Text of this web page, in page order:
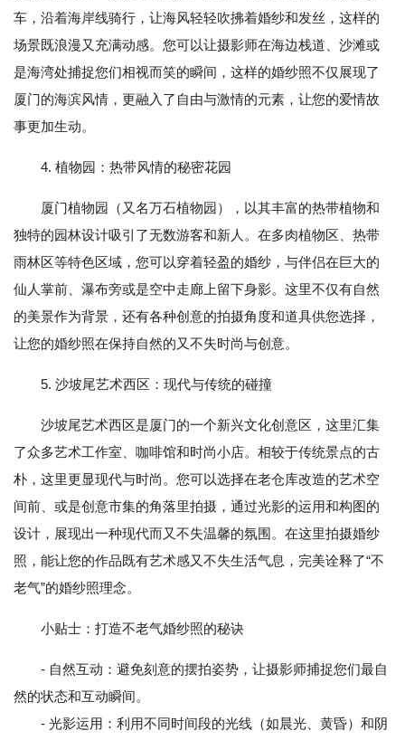
车，沿着海岸线骑行，让海风轻轻吹拂着婚纱和发丝，这样的
场景既浪漫又充满动感。您可以让摄影师在海边栈道、沙滩或
是海湾处捕捉您们相视而笑的瞬间，这样的婚纱照不仅展现了
厦门的海滨风情，更融入了自由与激情的元素，让您的爱情故
事更加生动。
4. 植物园：热带风情的秘密花园
厦门植物园（又名万石植物园），以其丰富的热带植物和
独特的园林设计吸引了无数游客和新人。在多肉植物区、热带
雨林区等特色区域，您可以穿着轻盈的婚纱，与伴侣在巨大的
仙人掌前、瀑布旁或是空中走廊上留下身影。这里不仅有自然
的美景作为背景，还有各种创意的拍摄角度和道具供您选择，
让您的婚纱照在保持自然的又不失时尚与创意。
5. 沙坡尾艺术西区：现代与传统的碰撞
沙坡尾艺术西区是厦门的一个新兴文化创意区，这里汇集
了众多艺术工作室、咖啡馆和时尚小店。相较于传统景点的古
朴，这里更显现代与时尚。您可以选择在老仓库改造的艺术空
间前、或是创意市集的角落里拍摄，通过光影的运用和构图的
设计，展现出一种现代而又不失温馨的氛围。在这里拍摄婚纱
照，能让您的作品既有艺术感又不失生活气息，完美诠释了“不
老气”的婚纱照理念。
小贴士：打造不老气婚纱照的秘诀
- 自然互动：避免刻意的摆拍姿势，让摄影师捕捉您们最自
然的状态和互动瞬间。
- 光影运用：利用不同时间段的光线（如晨光、黄昏）和阴